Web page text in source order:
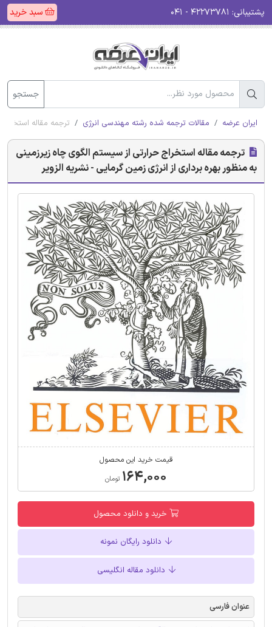
پشتیبانی: سبد خرید
جستجو
ایران عرضه مقالات ترجمه شده رشته مهندسی انرژی ترجمه مقاله
ترجمه مقاله استخراج حرارتی از سیستم‌ الگوی چاه زیرزمینی
به منظور بهره برداری از انرژی زمین گرمایی - نشریه الزویر
قیمت خرید این محصول
۱۶۴,۰۰۰ تومان
خرید و دانلود محصول
دانلود رایگان نمونه
دانلود مقاله انگلیسی
عنوان فارسی